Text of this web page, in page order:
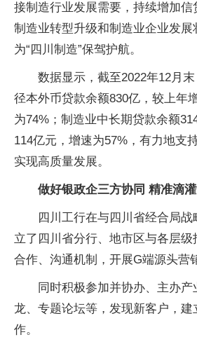
接制造行业发展需要，持续增加
制造业转型升级和制造业企业发展
为“四川制造”保驾护航。
数据显示，截至2022年12月
径本外币贷款余额830亿，较上年
为74%；制造业中长期贷款余额
114亿元，增速为57%，有力地支
实现高质量发展。
做好银政企三方协同 精准滴
四川工行在与四川省经合局
立了四川省分行、地市区与各层
合作、沟通机制，开展G端源头营
同时积极参加并协办、主办
龙、专题论坛等，发现新客户，建
作。